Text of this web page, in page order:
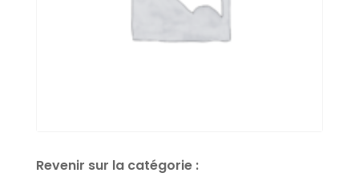
Revenir sur la catégorie :